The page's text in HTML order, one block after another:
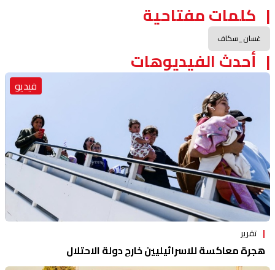
كلمات مفتاحية
غسان_سكاف
أحدث الفيديوهات
فيديو
تقرير
هجرة معاكسة للاسرائيليين خارج دولة الاحتلال